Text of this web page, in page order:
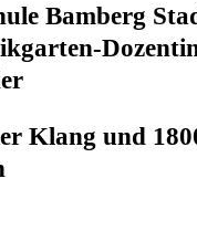
Bam­berg
Klang und